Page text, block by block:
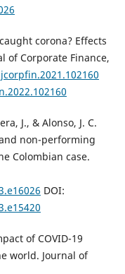
corona? Effects
of Corporate Finance,
J., & Alonso, J. C.
non-performing
Colombian case.
DOI:
of COVID-19
world. Journal of